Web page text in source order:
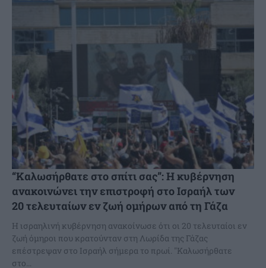
“Καλωσήρθατε στο σπίτι σας”: Η κυβέρνηση
ανακοινώνει την επιστροφή στο Ισραήλ των
20 τελευταίων εν ζωή ομήρων από τη Γάζα
Η ισραηλινή κυβέρνηση ανακοίνωσε ότι οι 20 τελευταίοι εν
ζωή όμηροι που κρατούνταν στη Λωρίδα της Γάζας
επέστρεψαν στο Ισραήλ σήμερα το πρωί. "Καλωσήρθατε
στο...